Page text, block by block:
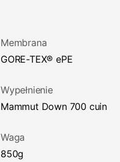
Membrana
GORE-TEX® ePE
Wypełnienie
Mammut Down 700 cuin
Waga
850g